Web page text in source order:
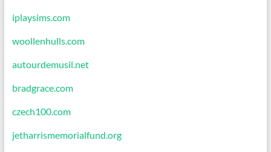
iplaysims.com
woollenhulls.com
autourdemusil.net
bradgrace.com
czech100.com
jetharrismemorialfund.org